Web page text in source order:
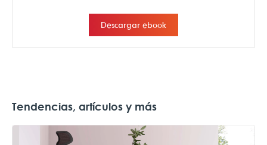
Tendencias, artículos y más